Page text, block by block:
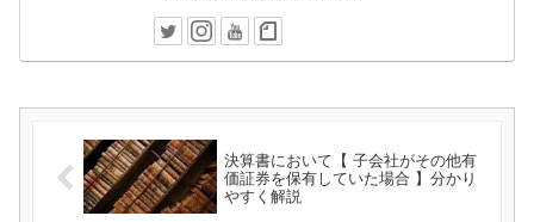
決算書において【 子会社がその他有
価証券を保有していた場合 】分かり
やすく解説